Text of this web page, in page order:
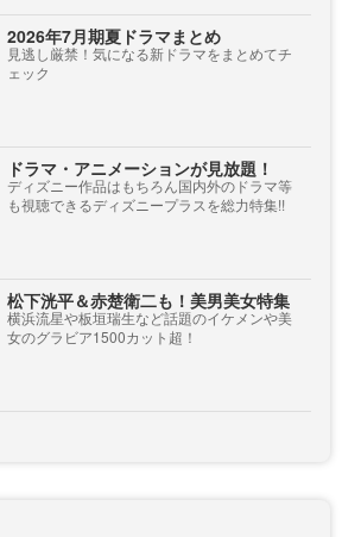
2026年7月期夏ドラマまとめ
見逃し厳禁！気になる新ドラマをまとめてチ
ェック
ドラマ・アニメーションが見放題！
ディズニー作品はもちろん国内外のドラマ等
も視聴できるディズニープラスを総力特集!!
松下洸平＆赤楚衛二も！美男美女特集
横浜流星や板垣瑞生など話題のイケメンや美
女のグラビア1500カット超！